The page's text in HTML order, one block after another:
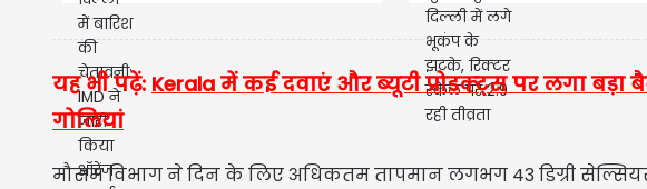
यह भी पढ़ें: Kerala में कई दवाएं और ब्यूटी प्रोडक्ट्स पर लगा
गोलियां
मौसम विभाग ने दिन के लिए अधिकतम तापमान लगभग 43 डिग्री